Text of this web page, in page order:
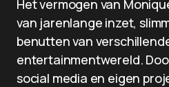
Het vermogen van
van jarenlange inzet,
benutten van
entertainmentwereld.
social media en eigen